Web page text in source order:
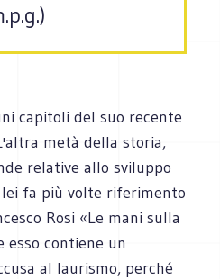
capitoli del suo recente
metà della storia,
relative allo sviluppo
fa più volte riferimento
Rosi «Le mani sulla
esso contiene un
al laurismo, perché